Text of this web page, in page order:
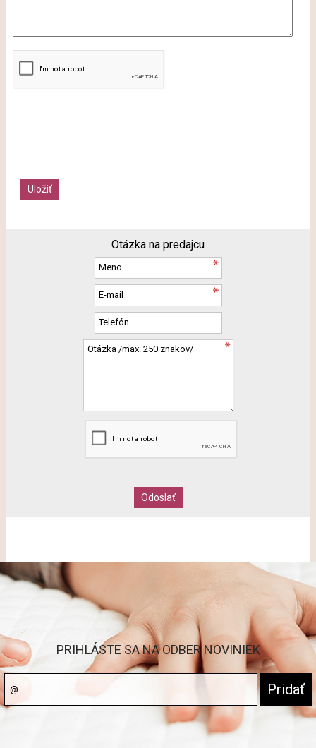
Otázka na predajcu
PRIHLÁSTE SA NA ODBER NOVINIEK